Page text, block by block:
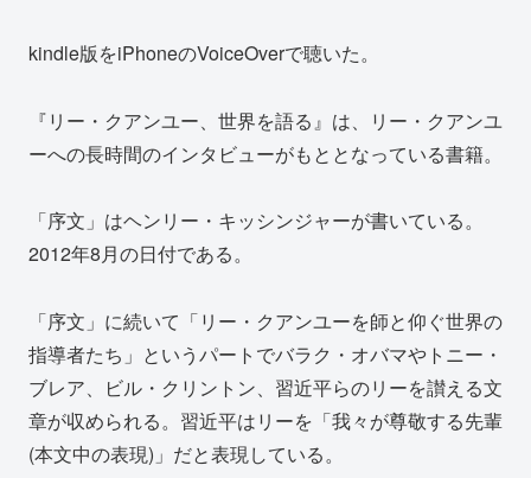
kindle版をiPhoneのVoiceOverで聴いた。
『リー・クアンユー、世界を語る』は、リー・クアンユ
ーへの長時間のインタビューがもととなっている書籍。
「序文」はヘンリー・キッシンジャーが書いている。
2012年8月の日付である。
「序文」に続いて「リー・クアンユーを師と仰ぐ世界の
指導者たち」というパートでバラク・オバマやトニー・
ブレア、ビル・クリントン、習近平らのリーを讃える文
章が収められる。習近平はリーを「我々が尊敬する先輩
(本文中の表現)」だと表現している。